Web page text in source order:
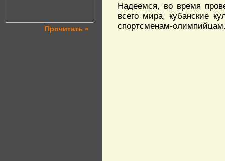
Прочитать »
Надеемся, во время
всего мира, кубанские
спортсменам-